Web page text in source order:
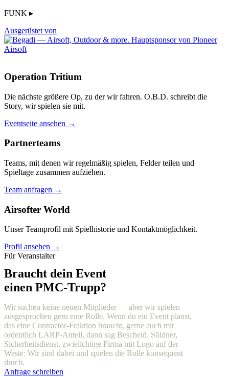
FUNK ▸
Ausgerüstet von
Operation Tritium
Die nächste größere Op, zu der wir fahren. O.B.D. schreibt die
Story, wir spielen sie mit.
Eventseite ansehen →
Partnerteams
Teams, mit denen wir regelmäßig spielen, Felder teilen und
Spieltage zusammen aufziehen.
Team anfragen →
Airsofter World
Unser Teamprofil mit Spielhistorie und Kontaktmöglichkeit.
Profil ansehen →
Für Veranstalter
Braucht dein Event
einen PMC-Trupp?
Wir suchen keine neuen Mitglieder — aber wir spielen
ausgesprochen gern eine Rolle. Wenn du ein Event planst,
das eine Contractor-Fraktion braucht, gerne auch mit
ordentlich LARP-Anteil, dann sag Bescheid. Söldner,
Sicherheitsdienst, zwielichtige Firma mit Logo auf der
Weste: Wir sind dabei und spielen die Rolle konsequent
durch.
Anfrage schreiben